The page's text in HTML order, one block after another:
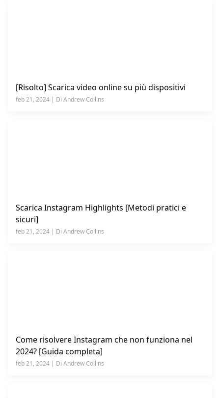
[Risolto] Scarica video online su più dispositivi
feb 21, 2024 | Di Andrew Collins
Scarica Instagram Highlights [Metodi pratici e
sicuri]
feb 21, 2024 | Di Andrew Collins
Come risolvere Instagram che non funziona nel
2024? [Guida completa]
feb 21, 2024 | Di Andrew Collins